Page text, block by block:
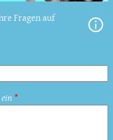
Fragen auf